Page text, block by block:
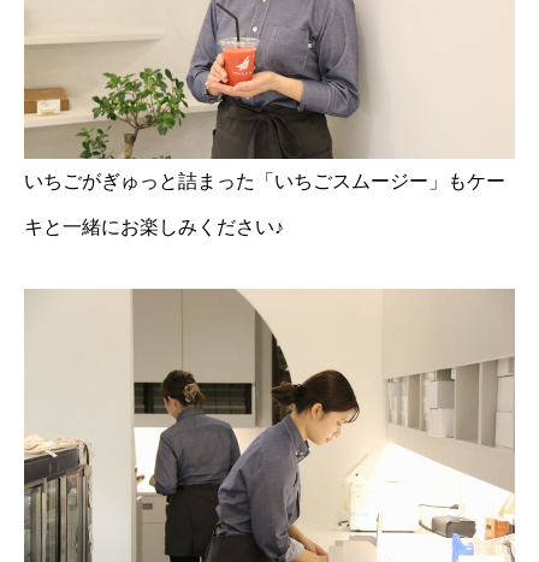
いちごがぎゅっと詰まった「いちごスムージー」もケー
キと一緒にお楽しみください♪